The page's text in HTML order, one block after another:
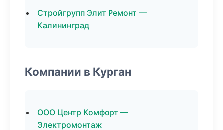
Стройгрупп Элит Ремонт —
Калининград
Компании в Курган
ООО Центр Комфорт —
Электромонтаж